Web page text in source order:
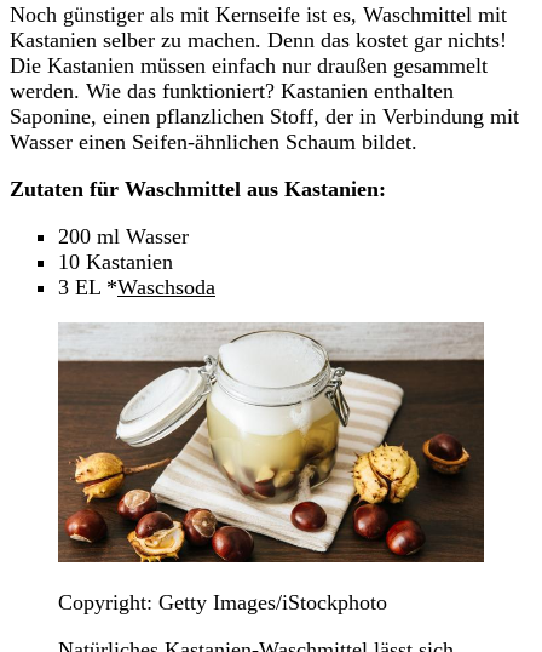
Noch günstiger als mit Kernseife ist es, Waschmittel mit
Kastanien selber zu machen. Denn das kostet gar nichts!
Die Kastanien müssen einfach nur draußen gesammelt
werden. Wie das funktioniert? Kastanien enthalten
Saponine, einen pflanzlichen Stoff, der in Verbindung mit
Wasser einen Seifen-ähnlichen Schaum bildet.
Zutaten für Waschmittel aus Kastanien:
200 ml Wasser
10 Kastanien
3 EL *Waschsoda
Copyright: Getty Images/iStockphoto